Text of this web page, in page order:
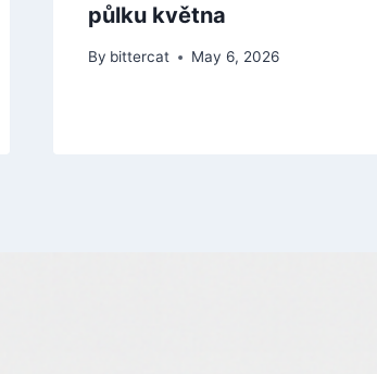
půlku května
By bittercat May 6, 2026